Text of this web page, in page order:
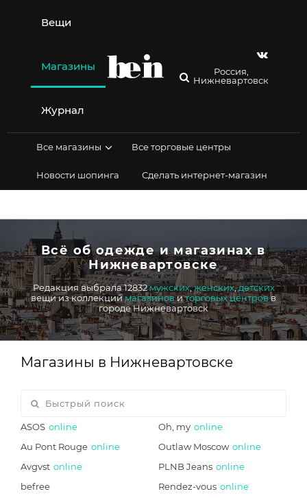
содержимому
Вещи
Магазины
Журнал
Россия,
Нижневартовск
Все магазины Все торговые центры
Новости шопинга Сделать интернет-магазин
Всё об одежде и магазинах в
Нижневартовске
Редакция выбрала 12832мужских,женских,детских
вещи из коллекциймагазиновиторговых центровв
городе Нижневартовск
Магазины в Нижневартовске
ASOS online
Au Pont Rouge online
Avgvst online
befree
Oh, my online
Outlaw Moscow online
PLNB Jeans online
Rendez-vous online